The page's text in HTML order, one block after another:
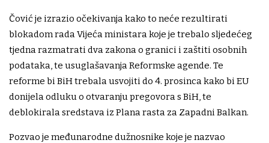
Čović je izrazio očekivanja kako to neće rezultirati
blokadom rada Vijeća ministara koje je trebalo sljedećeg
tjedna razmatrati dva zakona o granici i zaštiti osobnih
podataka, te usuglašavanja Reformske agende. Te
reforme bi BiH trebala usvojiti do 4. prosinca kako bi EU
donijela odluku o otvaranju pregovora s BiH, te
deblokirala sredstava iz Plana rasta za Zapadni Balkan.
Pozvao je međunarodne dužnosnike koje je nazvao